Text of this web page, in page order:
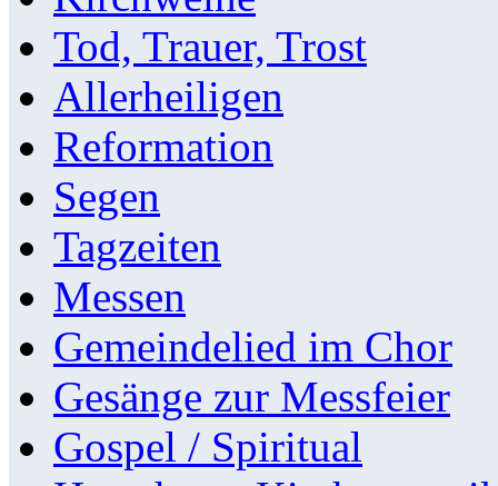
Tod, Trauer, Trost
Allerheiligen
Reformation
Segen
Tagzeiten
Messen
Gemeindelied im Chor
Gesänge zur Messfeier
Gospel / Spiritual